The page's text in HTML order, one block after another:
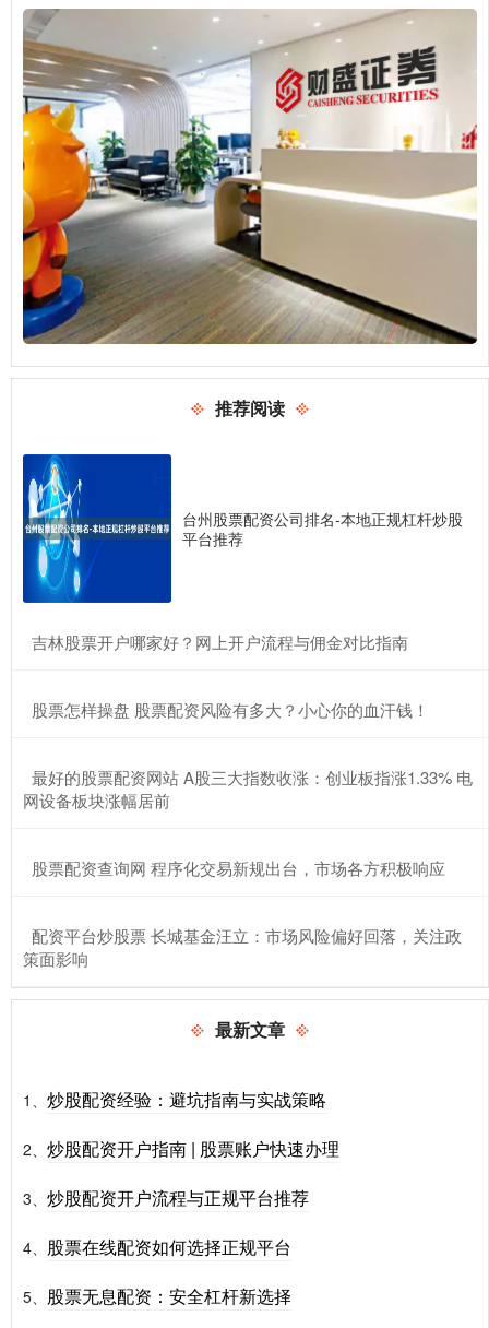
推荐阅读
台州股票配资公司排名-本地正规杠杆炒股
平台推荐
​吉林股票开户哪家好？网上开户流程与佣金对比指南
​股票怎样操盘 股票配资风险有多大？小心你的血汗钱！
​最好的股票配资网站 A股三大指数收涨：创业板指涨1.33% 电
网设备板块涨幅居前
​股票配资查询网 程序化交易新规出台，市场各方积极响应
​配资平台炒股票 长城基金汪立：市场风险偏好回落，关注政
策面影响
最新文章
1、 炒股配资经验：避坑指南与实战策略
2、 炒股配资开户指南 | 股票账户快速办理
3、 炒股配资开户流程与正规平台推荐
4、 股票在线配资如何选择正规平台
5、 股票无息配资：安全杠杆新选择